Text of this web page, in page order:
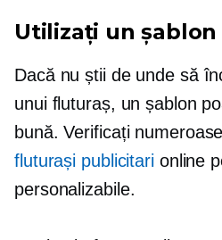
Utilizați un
Dacă nu știi de unde să
unui fluturaș, un șablon
bună. Verificați
fluturași publicitarionline
personalizabile.